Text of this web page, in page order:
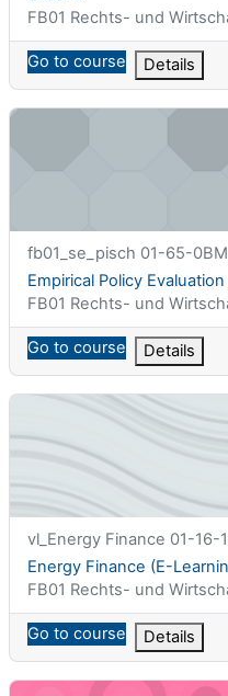
课程类别
FB01 Rechts- und
Go to course Details
Empirical Policy Evaluation -
课程简称
fb01_se_pisch 01-65-
课程名称
Empirical Policy
课程类别
FB01 Rechts- und
Go to course Details
Energy Finance (E-Learning)
课程简称
vl_Energy Finance 01-
课程名称
Energy Finance (E-
课程类别
FB01 Rechts- und
Go to course Details
Fallstudien zu